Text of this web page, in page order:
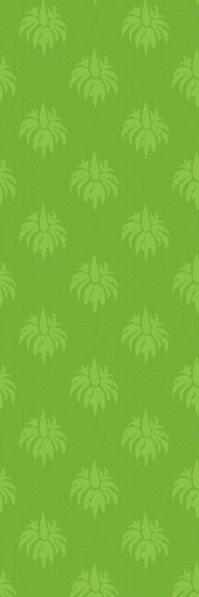
hoz létre a
emésztési
Toxikus
miatt
Növeli a
meleg
t súlyosbítja
tamari,zeller,
hatású és